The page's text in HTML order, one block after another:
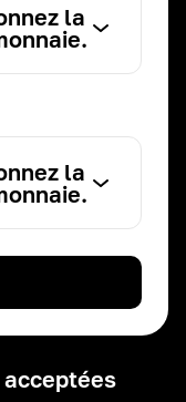
la
la